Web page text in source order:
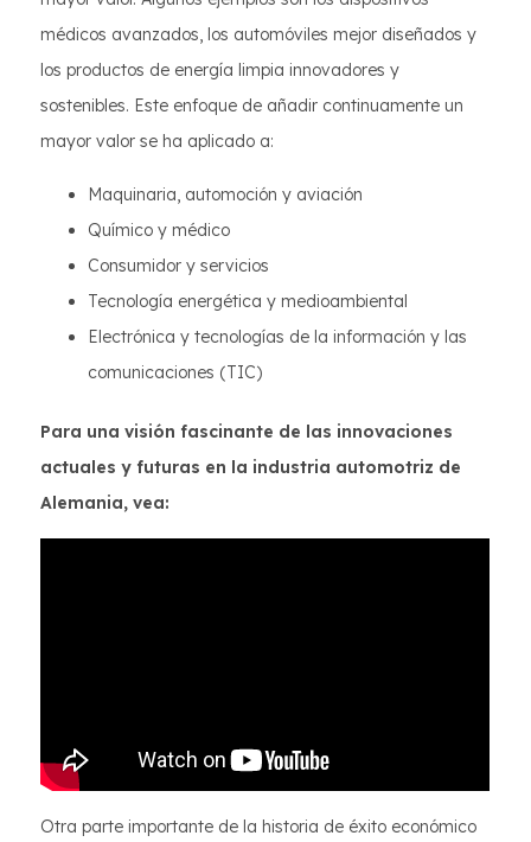
médicos avanzados, los automóviles mejor diseñados y
los productos de energía limpia innovadores y
sostenibles. Este enfoque de añadir continuamente un
mayor valor se ha aplicado a:
Maquinaria, automoción y aviación
Químico y médico
Consumidor y servicios
Tecnología energética y medioambiental
Electrónica y tecnologías de la información y las
comunicaciones (TIC)
Para una visión fascinante de las innovaciones
actuales y futuras en la industria automotriz de
Alemania, vea:
Otra parte importante de la historia de éxito económico